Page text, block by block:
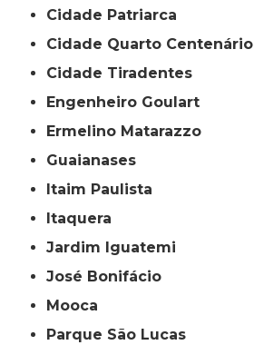
Cidade Patriarca
Cidade Quarto Centenário
Cidade Tiradentes
Engenheiro Goulart
Ermelino Matarazzo
Guaianases
Itaim Paulista
Itaquera
Jardim Iguatemi
José Bonifácio
Mooca
Parque São Lucas